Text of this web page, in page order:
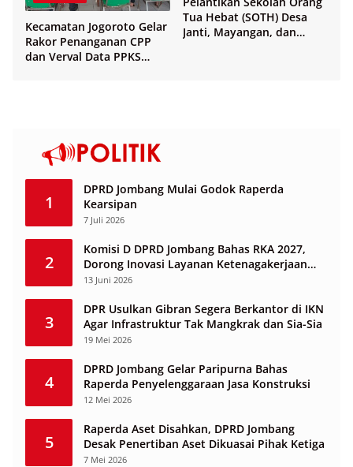
Kecamatan Jogoroto Gelar
Rakor Penanganan CPP
dan Verval Data PPKS
Tua Hebat (SOTH) Desa
Janti, Mayangan, dan
1
DPRD Jombang Mulai Godok Raperda
Kearsipan
7 Juli 2026
2
Komisi D DPRD Jombang Bahas RKA 2027,
Dorong Inovasi Layanan Ketenagakerjaan
Berbasis Desa
13 Juni 2026
3
DPR Usulkan Gibran Segera Berkantor di IKN
Agar Infrastruktur Tak Mangkrak dan Sia-Sia
19 Mei 2026
4
DPRD Jombang Gelar Paripurna Bahas
Raperda Penyelenggaraan Jasa Konstruksi
12 Mei 2026
5
Raperda Aset Disahkan, DPRD Jombang
Desak Penertiban Aset Dikuasai Pihak Ketiga
7 Mei 2026